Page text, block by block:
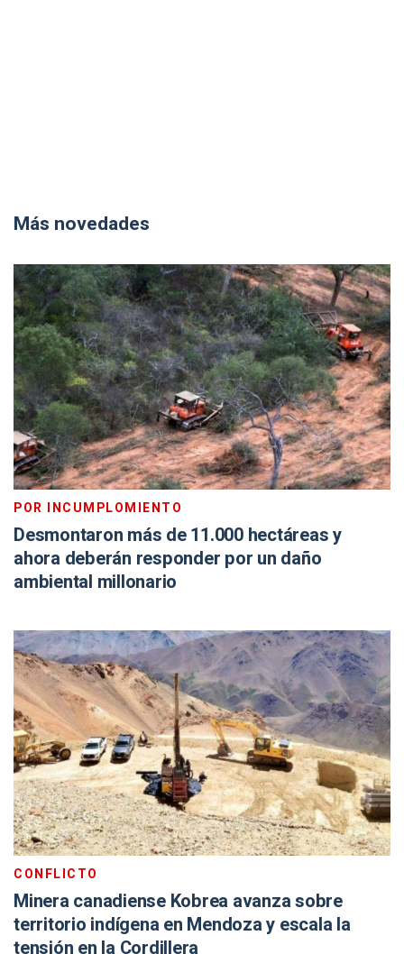
Más novedades
POR INCUMPLOMIENTO
Desmontaron más de 11.000 hectáreas y
ahora deberán responder por un daño
ambiental millonario
CONFLICTO
Minera canadiense Kobrea avanza sobre
territorio indígena en Mendoza y escala la
tensión en la Cordillera